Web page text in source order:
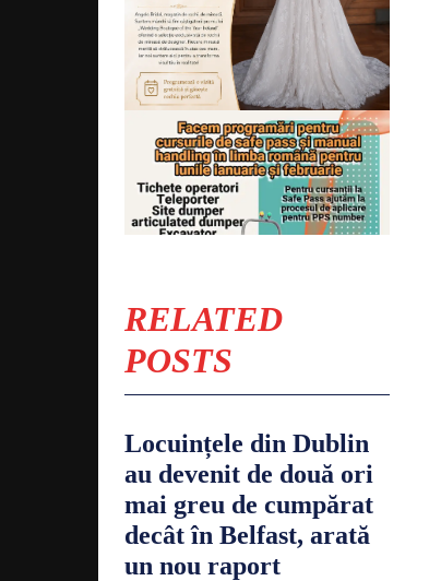
RELATED
POSTS
Locuințele din Dublin
au devenit de două ori
mai greu de cumpărat
decât în Belfast, arată
un nou raport